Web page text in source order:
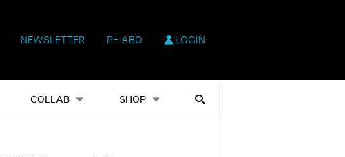
NEWSLETTER P+ ABO LOGIN
COLLAB SHOP
Shop Heftausgaben Suchen